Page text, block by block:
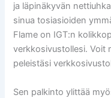
ja läpinäkyvän
sinua tosiasioiden
Flame on IGT:n
verkkosivustollesi. Voit
peleistäsi
Sen palkinto ylittää